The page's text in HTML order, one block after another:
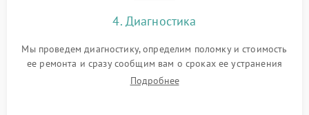
4. Диагностика
Мы проведем диагностику, определим поломку и стоимость
ее ремонта и сразу сообщим вам о сроках ее устранения
Подробнее